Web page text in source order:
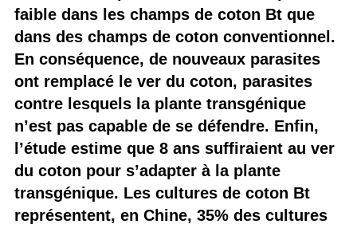
faible dans les champs de coton Bt que
dans des champs de coton conventionnel.
En conséquence, de nouveaux parasites
ont remplacé le ver du coton, parasites
contre lesquels la plante transgénique
n’est pas capable de se défendre. Enfin,
l’étude estime que 8 ans suffiraient au ver
du coton pour s’adapter à la plante
transgénique. Les cultures de coton Bt
représentent, en Chine, 35% des cultures